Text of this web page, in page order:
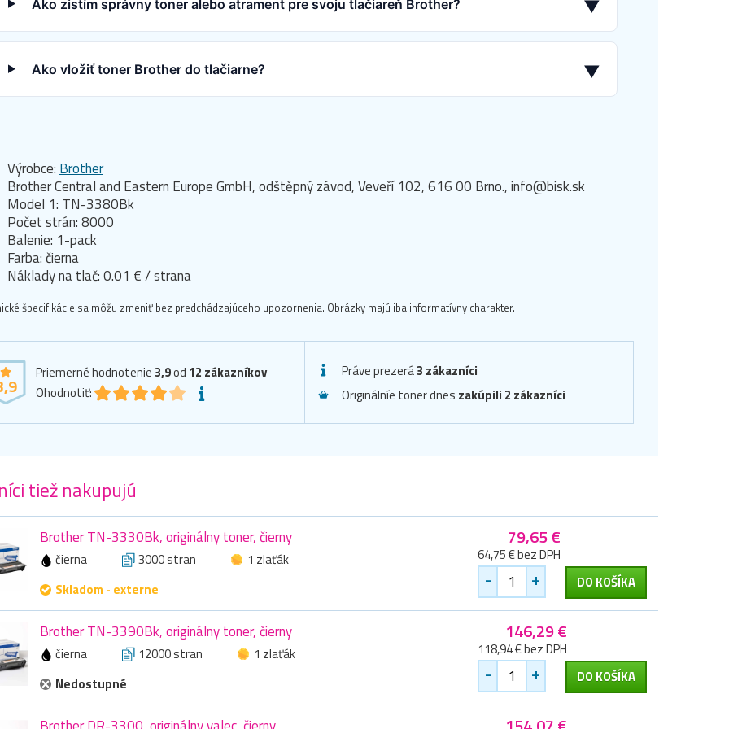
Ako zistím správny toner alebo atrament pre svoju tlačiareň Brother? ▼
Ako vložiť toner Brother do tlačiarne? ▼
Výrobce: Brother
Brother Central and Eastern Europe GmbH, odštěpný závod, Veveří 102, 616 00 Brno., info@bisk.sk
Model 1: TN-3380Bk
Počet strán: 8000
Balenie: 1-pack
Farba: čierna
Náklady na tlač: 0.01 € / strana
špecifikácie sa môžu zmeniť bez predchádzajúceho upozornenia. Obrázky majú iba informatívny charakter.
Priemerné hodnotenie3,9od 12 zákazníkov
Ohodnotiť:
Práve prezerá3 zákazníci
Originálníe toner dnes zakúpili 2 zákazníci
tiež nakupujú
Brother TN-3330Bk, originálny toner, čierny
čierna 3000 stran
1 zlaťák
Skladom - externe
79,65 €
64,75 € bez DPH
- + DO KOŠÍKA
Brother TN-3390Bk, originálny toner, čierny
čierna 12000 stran
1 zlaťák
Nedostupné
146,29 €
118,94 € bez DPH
- + DO KOŠÍKA